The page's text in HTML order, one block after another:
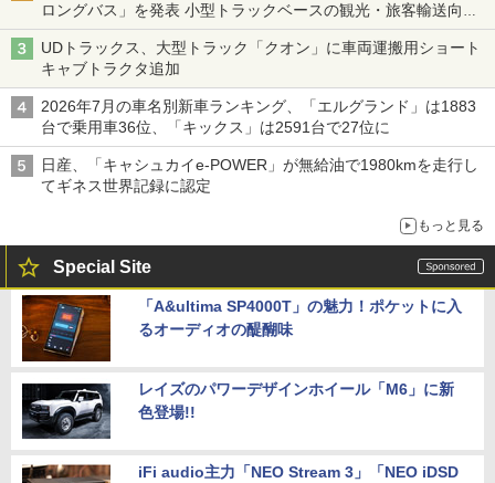
ロングバス」を発表 小型トラックベースの観光・旅客輸送向け
バス
UDトラックス、大型トラック「クオン」に車両運搬用ショート
キャブトラクタ追加
2026年7月の車名別新車ランキング、「エルグランド」は1883
台で乗用車36位、「キックス」は2591台で27位に
日産、「キャシュカイe-POWER」が無給油で1980kmを走行し
てギネス世界記録に認定
もっと見る
Special Site
「A&ultima SP4000T」の魅力！ポケットに入
るオーディオの醍醐味
レイズのパワーデザインホイール「M6」に新
色登場!!
iFi audio主力「NEO Stream 3」「NEO iDSD